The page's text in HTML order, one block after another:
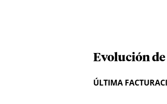
Evolución de
ÚLTIMA